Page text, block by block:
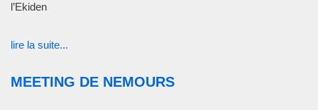
l’Ekiden
lire la suite...
MEETING DE NEMOURS